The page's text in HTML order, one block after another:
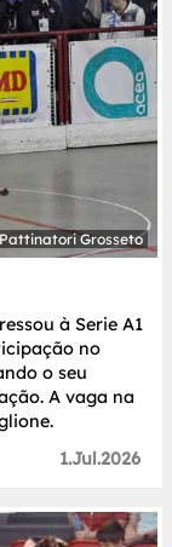
Grosseto
à Serie A1
no
o seu
A vaga na
1.Jul.2026